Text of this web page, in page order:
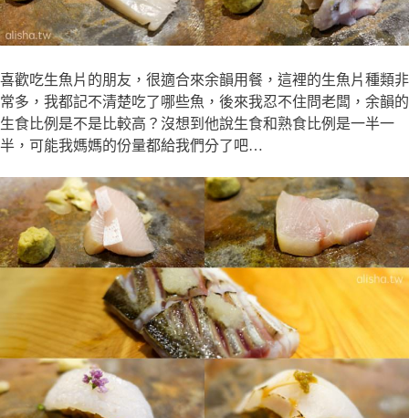
喜歡吃生魚片的朋友，很適合來余韻用餐，這裡的生魚片種類非
常多，我都記不清楚吃了哪些魚，後來我忍不住問老闆，余韻的
生食比例是不是比較高？沒想到他說生食和熟食比例是一半一
半，可能我媽媽的份量都給我們分了吧…